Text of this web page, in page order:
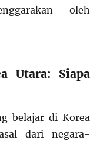
oleh
Utara: Siapa
belajar di Korea
dari negara-